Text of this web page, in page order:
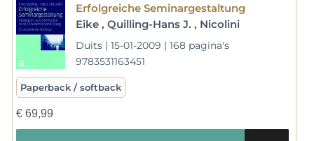
Erfolgreiche Seminargestaltung
Eike , Quilling-Hans J. , Nicolini
Duits | 15-01-2009 | 168 pagina's
9783531163451
Paperback / softback
€69,99